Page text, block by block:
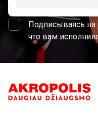
Подписываясь
что вам